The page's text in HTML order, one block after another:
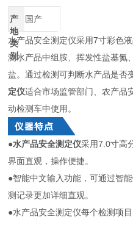
产
地
类
别
国产
水产品安全测定仪采用7寸彩色
测水产品中组胺、挥发性盐基氮
盐。通过检测可判断水产品是否
定仪适合市场监管部门、农产品
动检测车中使用。
●水产品安全测定仪采用7.0寸高
界面直观，操作便捷。
●智能中文输入功能，可通过智
测记录更加详细直观。
●水产品安全测定仪每个检测项目